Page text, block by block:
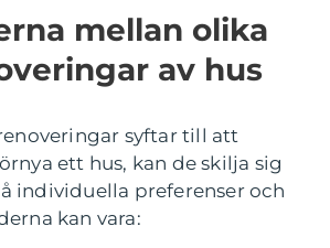
mellan olika
av hus
syftar till att
ett hus, kan de skilja sig
individuella preferenser och
kan vara: